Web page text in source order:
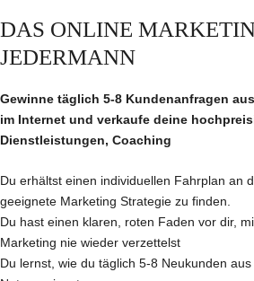
DAS ONLINE
JEDERMANN
Gewinne täglich 5-8 Kundenanfragen
im Internet und verkaufe deine
Dienstleistungen, Coaching
Du erhältst einen individuellen Fahrplan an
geeignete Marketing Strategie zu finden.
Du hast einen klaren, roten Faden vor dir,
Marketing nie wieder verzettelst
Du lernst, wie du täglich 5-8 Neukunden